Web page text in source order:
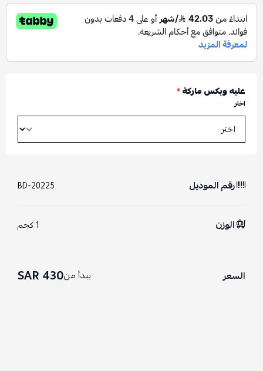
علبه وبكس ماركة*
اختر
رقم الموديل BD-20225
الوزن 1 كجم
السعر يبدأ من430 SAR